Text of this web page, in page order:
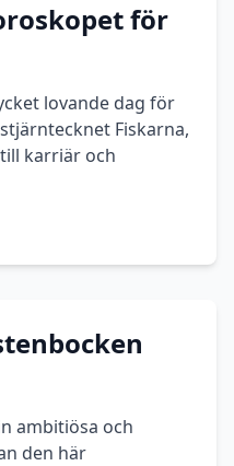
för
lovande dag för
Fiskarna,
karriär och
ambitiösa och
den här